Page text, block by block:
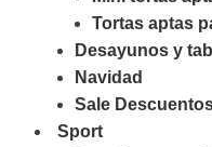
Tortas aptas
Desayunos y
Navidad
Sale
Sport